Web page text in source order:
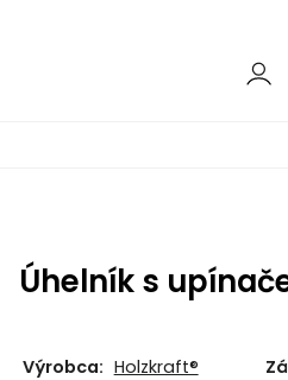
Úhelník s
Výrobca: Holzkraft®